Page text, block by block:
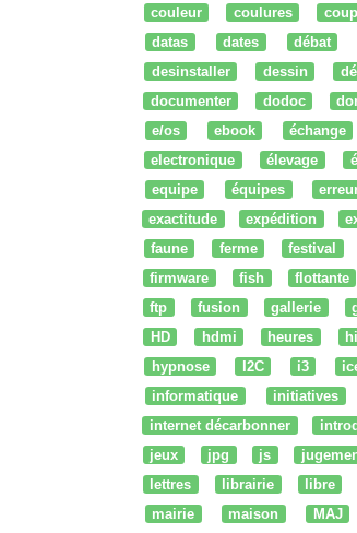
couleur
coulures
datas
dates débat
desinstaller
dessin
documenter
dodoc
e/os
ebook échange
electronique
élevage
equipe
équipes
exactitude
expédition
faune
ferme festival
firmware
fish flottante
ftp
fusion gallerie
HD
hdmi heures
hypnose
I2C i3
informatique
initiatives
internet décarbonner
jeux
jpg js
lettres
librairie libre
mairie
maison MAJ